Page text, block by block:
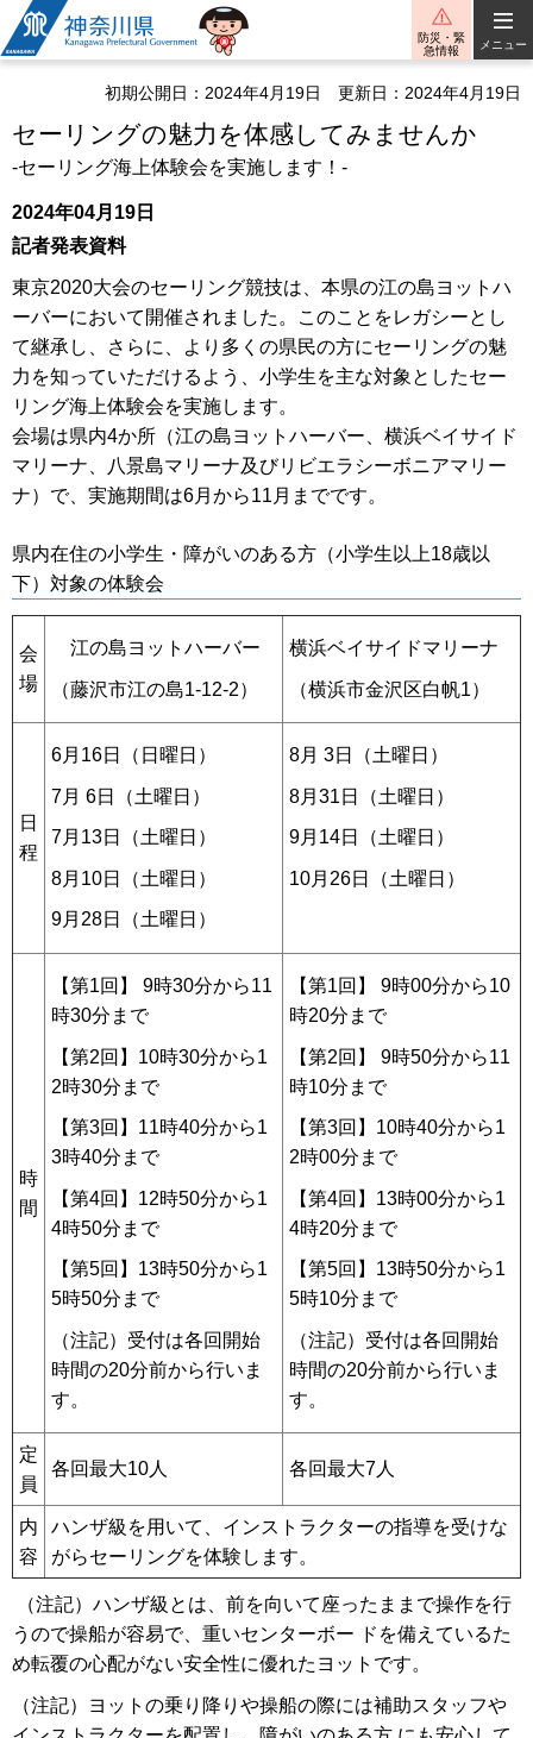
神奈川県
防災・緊
急情報
メニュー
初期公開日：2024年4月19日 更新日：2024年4月19日
セーリングの魅力を体感してみませんか
-セーリング海上体験会を実施します！-
2024年04月19日
記者発表資料
東京2020大会のセーリング競技は、本県の江の島ヨットハ
ーバーにおいて開催されました。このことをレガシーとし
て継承し、さらに、より多くの県民の方にセーリングの魅
力を知っていただけるよう、小学生を主な対象としたセー
リング海上体験会を実施します。
会場は県内4か所（江の島ヨットハーバー、横浜ベイサイド
マリーナ、八景島マリーナ及びリビエラシーボニアマリー
ナ）で、実施期間は6月から11月までです。
県内在住の小学生・障がいのある方（小学生以上18歳以
下）対象の体験会
会
場
江の島ヨットハーバー
（藤沢市江の島1-12-2）
横浜ベイサイドマリーナ
（横浜市金沢区白帆1）
日
程
6月16日（日曜日）
7月 6日（土曜日）
7月13日（土曜日）
8月10日（土曜日）
9月28日（土曜日）
8月 3日（土曜日）
8月31日（土曜日）
9月14日（土曜日）
10月26日（土曜日）
時
間
【第1回】 9時30分から11
時30分まで
【第2回】10時30分から1
2時30分まで
【第3回】11時40分から1
3時40分まで
【第4回】12時50分から1
4時50分まで
【第5回】13時50分から1
5時50分まで
（注記）受付は各回開始
時間の20分前から行いま
す。
【第1回】 9時00分から10
時20分まで
【第2回】 9時50分から11
時10分まで
【第3回】10時40分から1
2時00分まで
【第4回】13時00分から1
4時20分まで
【第5回】13時50分から1
5時10分まで
（注記）受付は各回開始
時間の20分前から行いま
す。
定
員
各回最大10人 各回最大7人
内
容
ハンザ級を用いて、インストラクターの指導を受けな
がらセーリングを体験します。
（注記）ハンザ級とは、前を向いて座ったままで操作を行
うので操船が容易で、重いセンターボー ドを備えているた
め転覆の心配がない安全性に優れたヨットです。
（注記）ヨットの乗り降りや操船の際には補助スタッフや